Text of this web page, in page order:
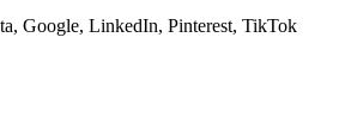
Google, LinkedIn, Pinterest, TikTok